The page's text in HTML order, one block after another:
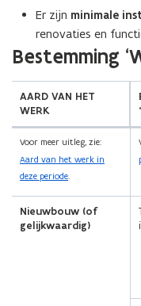
Er zijn minimale
renovaties en
Bestemming
AARD VAN HET
WERK
Voor meer uitleg, zie:
Aard van het werk in
deze periode.
Nieuwbouw (of
gelijkwaardig)